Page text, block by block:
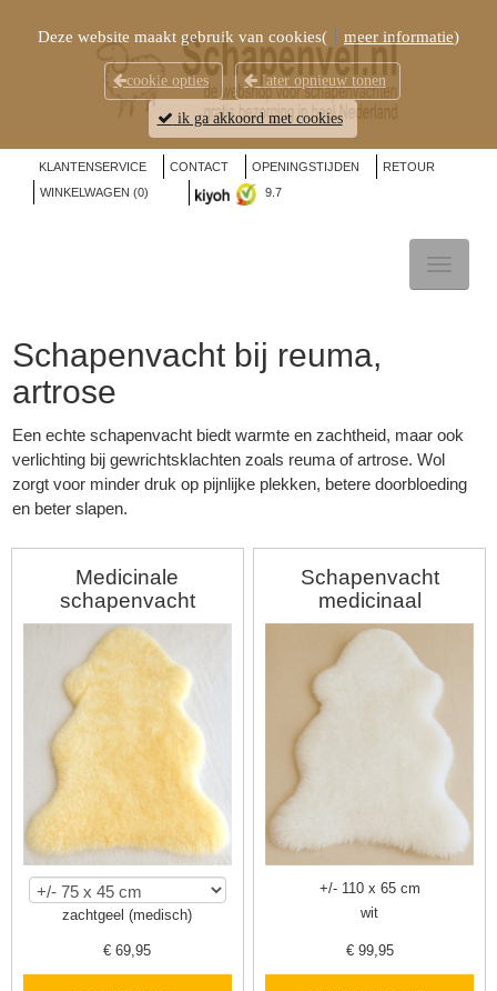
KLANTENSERVICE CONTACT OPENINGSTIJDEN
RETOUR
WINKELWAGEN (0) 9.7
Schapenvacht bij reuma,
artrose
Een echte schapenvacht biedt warmte en zachtheid, maar ook
verlichting bij gewrichtsklachten zoals reuma of artrose. Wol
zorgt voor minder druk op pijnlijke plekken, betere doorbloeding
en beter slapen.
Medicinale
schapenvacht
zachtgeel (medisch)
€69,95
Schapenvacht
medicinaal
+/- 110 x 65 cm
wit
€ 99,95
Deze website maakt gebruik van cookies( meer informatie)
cookie opties later opnieuw tonen
ik ga akkoord met cookies